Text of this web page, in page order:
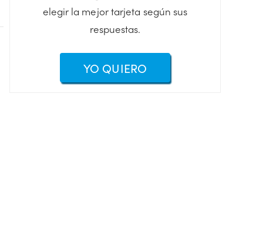
elegir la mejor tarjeta según sus
respuestas.
YO QUIERO